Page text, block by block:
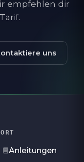
empfehlen dir
uns
Anleitungen